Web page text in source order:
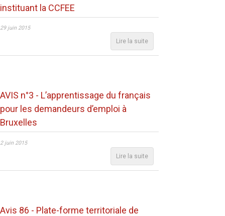
instituant la CCFEE
29 juin 2015
Lire la suite
AVIS n°3 - L’apprentissage du français
pour les demandeurs d’emploi à
Bruxelles
2 juin 2015
Lire la suite
Avis 86 - Plate-forme territoriale de